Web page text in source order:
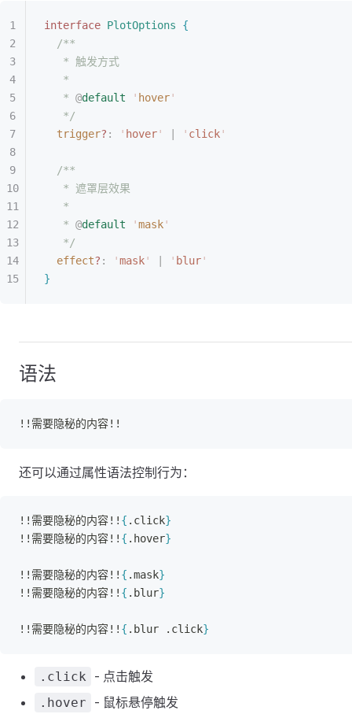
interface PlotOptions
{
/**
* 触发方式
*
* @default ' hover'
*/
trigger? : ' hover' ' click'
/**
* 遮罩层效果
*
* @default 'mask'
*/
effect? : 'mask' ' blur'
}
语法
!!需要隐秘的内容!!
还可以通过属性语法控制行为：
!!需要隐秘的内容!! { .click}
!!需要隐秘的内容!! { .hover}
!!需要隐秘的内容!! { .mask}
!!需要隐秘的内容!! { .blur}
!!需要隐秘的内容!! { .blur .click}
.click - 点击触发
.hover - 鼠标悬停触发